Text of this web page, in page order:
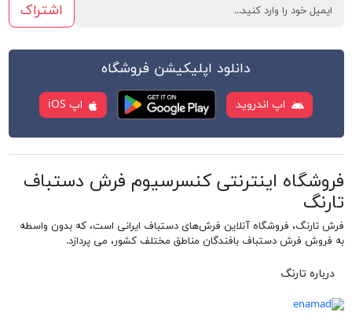
اشتراک
دانلود اپلیکیشن فروشگاه
اپ اندروید اپ iOS
فروشگاه اینترنتی کنسرسیوم فرش دستباف
تارنگ
فرش تارنگ، فروشگاه آنلاین فرش‌های دستباف ایرانی است، که بدون واسطه
به فروش فرش دستباف بافندگان مناطق مختلف کشور، می پردازد.
درباره تارنگ